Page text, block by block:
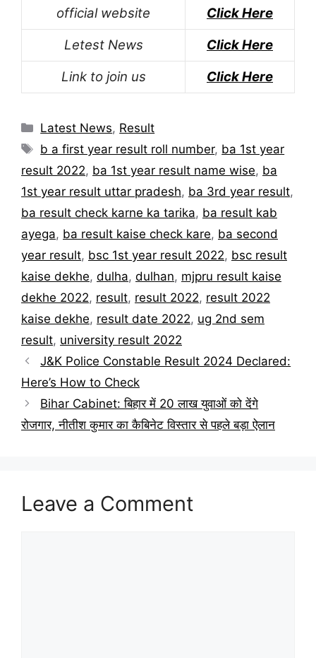
official website
Click Here
Letest News
Click Here
Link to join us
Click Here
Categories
Latest News, Result
Tags
b a first year result roll number, ba 1st year
result 2022, ba 1st year result name wise, ba
1st year result uttar pradesh, ba 3rd year result,
ba result check karne ka tarika, ba result kab
ayega, ba result kaise check kare, ba second
year result, bsc 1st year result 2022, bsc result
kaise dekhe, dulha, dulhan, mjpru result kaise
dekhe 2022, result, result 2022, result 2022
kaise dekhe, result date 2022, ug 2nd sem
result, university result 2022
J&K Police Constable Result 2024 Declared:
Here’s How to Check
Bihar Cabinet: बिहार में 20 लाख युवाओं को देंगे
रोजगार, नीतीश कुमार का कैबिनेट विस्तार से पहले बड़ा ऐलान
Leave a Comment